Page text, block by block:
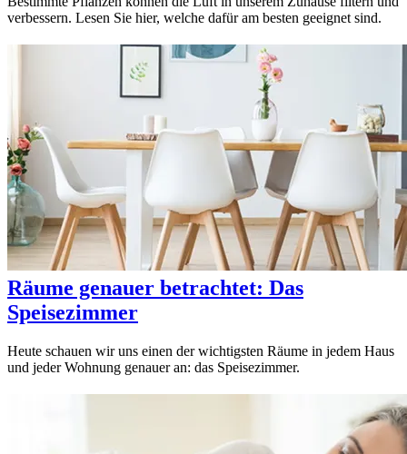
verbessern. Lesen Sie hier, welche dafür am besten geeignet sind.
Räume genauer betrachtet: Das
Speisezimmer
Heute schauen wir uns einen der wichtigsten Räume in jedem Haus
und jeder Wohnung genauer an: das Speisezimmer.